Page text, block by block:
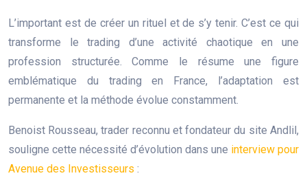
L’important est de créer un rituel et de s’y tenir. C’est ce qui
transforme le trading d’une activité chaotique en une
profession structurée. Comme le résume une figure
emblématique du trading en France, l’adaptation est
permanente et la méthode évolue constamment.
Benoist Rousseau, trader reconnu et fondateur du site Andlil,
souligne cette nécessité d’évolution dans une interview pour
Avenue des Investisseurs :